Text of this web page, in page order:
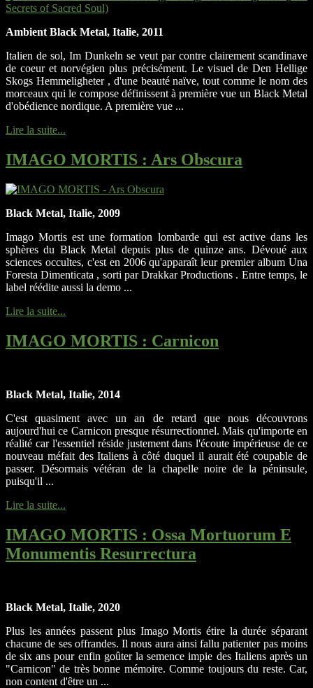
Ambient Black Metal, Italie, 2011
Italien de sol, Im Dunkeln se veut par contre clairement scandinave
de coeur et norvégien plus précisément. Le visuel de Den Hellige
Skogs Hemmeligheter , d'une beauté naïve, tout comme le nom des
morceaux qui le compose définissent à première vue un Black Metal
d'obédience nordique. A première vue ...
Lire la suite...
IMAGO MORTIS : Ars Obscura
Black Metal, Italie, 2009
Imago Mortis est une formation lombarde qui est active dans les
sphères du Black Metal depuis plus de quinze ans. Dévoué aux
sciences occultes, c'est en 2006 qu'apparaît leur premier album Una
Foresta Dimenticata , sorti par Drakkar Productions . Entre temps, le
label réédite aussi la demo ...
Lire la suite...
IMAGO MORTIS : Carnicon
Black Metal, Italie, 2014
C'est quasiment avec un an de retard que nous découvrons
aujourd'hui ce Carnicon presque résurrectionnel. Mais qu'importe en
réalité car l'essentiel réside justement dans l'écoute impérieuse de ce
nouveau méfait des Italiens à côté duquel il aurait été coupable de
passer. Désormais vétéran de la chapelle noire de la péninsule,
puisqu'il ...
Lire la suite...
IMAGO MORTIS : Ossa Mortuorum E
Monumentis Resurrectura
Black Metal, Italie, 2020
Plus les années passent plus Imago Mortis étire la durée séparant
chacune de ses offrandes. Il nous aura ainsi fallu patienter pas moins
de six ans pour enfin goûter la semence impie des Italiens après un
"Carnicon" de très bonne mémoire. Comme toujours du reste. Car,
non content d'être un ...